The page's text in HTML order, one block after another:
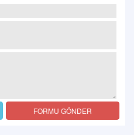
FORMU GÖNDER